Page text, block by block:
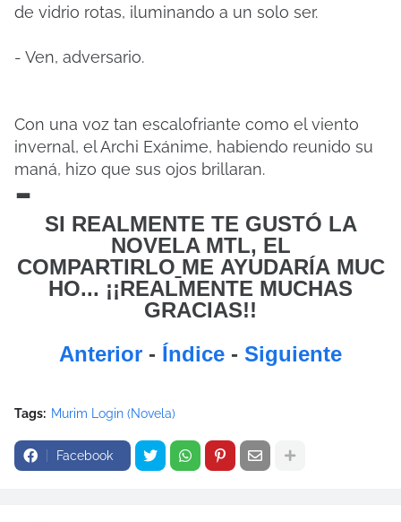
de vidrio rotas, iluminando a un solo ser.
- Ven, adversario.
Con una voz tan escalofriante como el viento
invernal, el Archi Exánime, habiendo reunido su
maná, hizo que sus ojos brillaran.
-
SI REALMENTE TE GUSTÓ LA
NOVELA MTL, EL
COMPARTIRLO ME AYUDARÍA MUC
HO... ¡¡REALMENTE MUCHAS
GRACIAS!!
Anterior - Índice - Siguiente
Tags: Murim Login (Novela)
Facebook